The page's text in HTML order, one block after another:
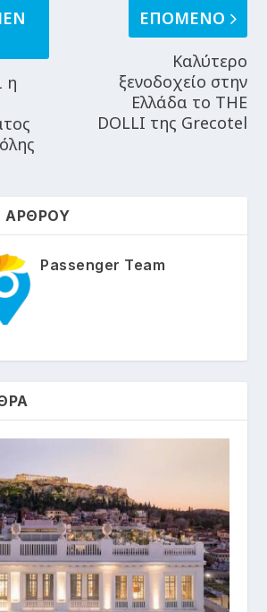
η
ΕΠΟΜΕΝΟ
Καλύτερο
ξενοδοχείο στην
Ελλάδα το THE
DOLLI της Grecotel
ΑΡΘΡΟΥ
Passenger Team